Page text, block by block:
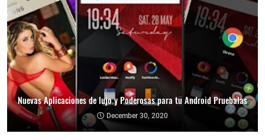
Nuevas Aplicaciones de lujo y Poderosas para tu Android Pruebalas
December 30, 2020